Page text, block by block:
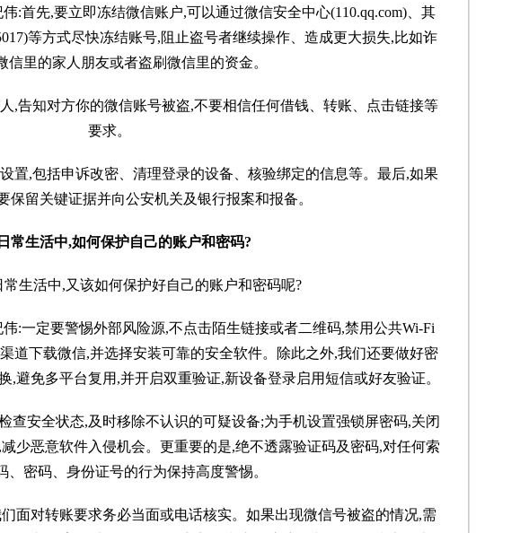
:首先,要立即冻结微信账户,可以通过微信安全中心(110.qq.com)、其
等方式尽快冻结账号,阻止盗号者继续操作、造成更大损失,比如诈
信里的家人朋友或者盗刷微信里的资金。
,告知对方你的微信账号被盗,不要相信任何借钱、转账、点击链接等
要求。
置,包括申诉改密、清理登录的设备、核验绑定的信息等。最后,如果
保留关键证据并向公安机关及银行报案和报备。
日常生活中,如何保护自己的账户和密码?
常生活中,又该如何保护好自己的账户和密码呢?
:一定要警惕外部风险源,不点击陌生链接或者二维码,禁用公共Wi-Fi
道下载微信,并选择安装可靠的安全软件。除此之外,我们还要做好密
,避免多平台复用,并开启双重验证,新设备登录启用短信或好友验证。
查安全状态,及时移除不认识的可疑设备;为手机设置强锁屏密码,关闭
少恶意软件入侵机会。更重要的是,绝不透露验证码及密码,对任何索
、密码、身份证号的行为保持高度警惕。
面对转账要求务必当面或电话核实。如果出现微信号被盗的情况,需